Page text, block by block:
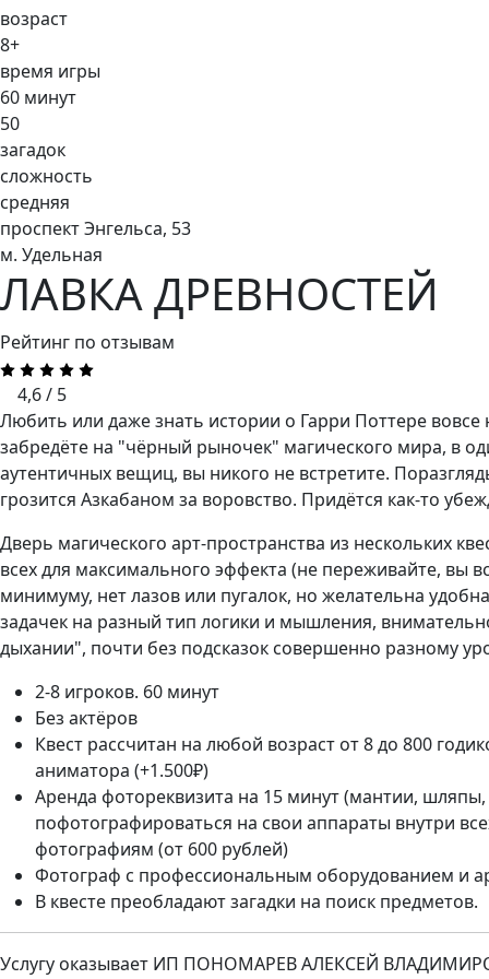
возраст
8+
время игры
60 минут
50
загадок
сложность
средняя
проспект Энгельса, 53
м. Удельная
ЛАВКА ДРЕВНОСТЕЙ
Рейтинг по отзывам
4,6 / 5
Любить или даже знать истории о Гарри Поттере
забредёте на "чёрный рыночек" магического мира, в
аутентичных вещиц, вы никого не встретите.
грозится Азкабаном за воровство. Придётся как-то
Дверь магического арт-пространства из нескольких
всех для максимального эффекта (не переживайте, вы
минимуму, нет лазов или пугалок, но желательна
задачек на разный тип логики и мышления,
дыхании", почти без подсказок совершенно разному
2-8 игроков. 60 минут
Без актёров
Квест рассчитан на любой возраст от 8 до 800
аниматора (+1.500₽)
Аренда фотореквизита на 15 минут (мантии,
пофотографироваться на свои аппараты внутри
фотографиям (от 600 рублей)
Фотограф с профессиональным оборудованием и
В квесте преобладают загадки на поиск предметов.
Услугу оказывает ИП ПОНОМАРЕВ АЛЕКСЕЙ